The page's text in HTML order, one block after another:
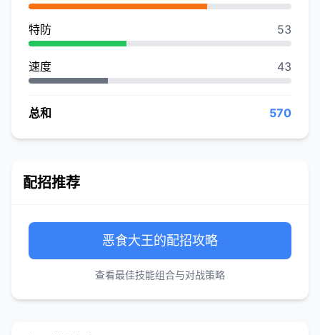
特防 53
速度 43
总和 570
配招推荐
恶食大王的配招攻略
查看最佳技能组合与对战策略